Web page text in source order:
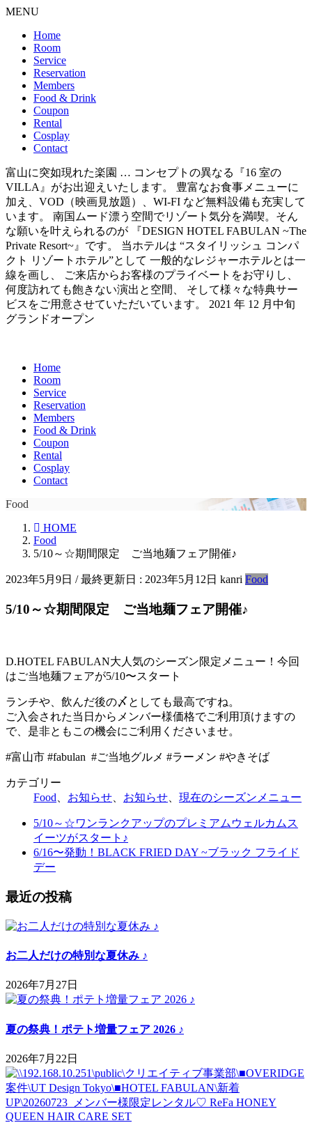
MENU
Home
Room
Service
Reservation
Members
Food & Drink
Coupon
Rental
Cosplay
Contact
富山に突如現れた楽園 … コンセプトの異なる『16 室の
VILLA』がお出迎えいたします。 豊富なお食事メニューに
加え、VOD（映画見放題）、WI-FI など無料設備も充実して
います。 南国ムード漂う空間でリゾート気分を満喫。そん
な願いを叶えられるのが 『DESIGN HOTEL FABULAN ~The
Private Resort~』です。 当ホテルは “スタイリッシュ コンパ
クト リゾートホテル”として 一般的なレジャーホテルとは一
線を画し、 ご来店からお客様のプライベートをお守りし、
何度訪れても飽きない演出と空間、 そして様々な特典サー
ビスをご用意させていただいています。 2021 年 12 月中旬
グランドオープン
Home
Room
Service
Reservation
Members
Food & Drink
Coupon
Rental
Cosplay
Contact
Food
HOME
Food
5/10～☆期間限定 ご当地麺フェア開催♪
2023年5月9日 / 最終更新日 : 2023年5月12日 kanri Food
5/10～☆期間限定 ご当地麺フェア開催♪
D.HOTEL FABULAN大人気のシーズン限定メニュー！今回
はご当地麺フェアが5/10〜スタート
ランチや、飲んだ後の〆としても最高ですね。
ご入会された当日からメンバー様価格でご利用頂けますの
で、是非ともこの機会にご利用くださいませ。
#富山市 #fabulan #ご当地グルメ #ラーメン #やきそば
カテゴリー
Food、 お知らせ、 お知らせ、 現在のシーズンメニュー
5/10～☆ワンランクアップのプレミアムウェルカムス
イーツがスタート♪
6/16〜発動！BLACK FRIED DAY ~ブラック フライド
デー
最近の投稿
お二人だけの特別な夏休み ♪
2026年7月27日
夏の祭典！ポテト増量フェア 2026 ♪
2026年7月22日